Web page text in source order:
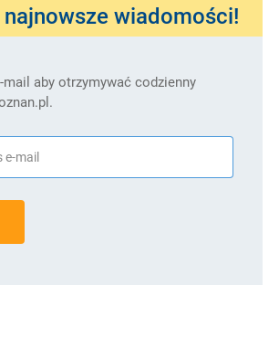
wiadomości!
mail aby otrzymywać codzienny